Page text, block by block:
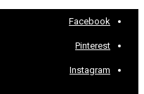
Facebook
Pinterest
Instagram